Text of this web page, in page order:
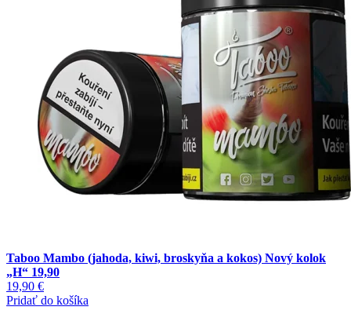
Taboo Mambo (jahoda, kiwi, broskyňa a kokos) Nový kolok
„H“ 19,90
19,90 €
Pridať do košíka